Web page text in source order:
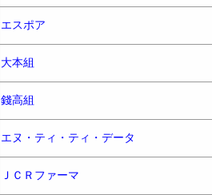
エスポア
大本組
錢高組
エヌ・ティ・ティ・データ
ＪＣＲファーマ